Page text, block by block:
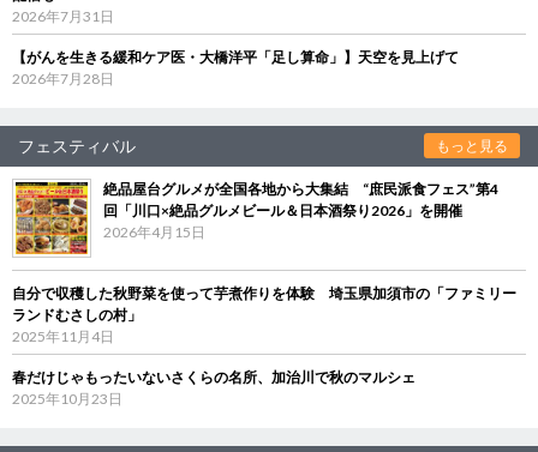
2026年7月31日
【がんを生きる緩和ケア医・大橋洋平「足し算命」】天空を見上げて
2026年7月28日
フェスティバル もっと見る
絶品屋台グルメが全国各地から大集結 “庶民派食フェス”第4
回「川口×絶品グルメビール＆日本酒祭り2026」を開催
2026年4月15日
自分で収穫した秋野菜を使って芋煮作りを体験 埼玉県加須市の「ファミリー
ランドむさしの村」
2025年11月4日
春だけじゃもったいないさくらの名所、加治川で秋のマルシェ
2025年10月23日